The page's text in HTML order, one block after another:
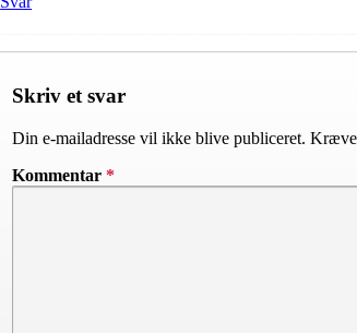
Skriv et svar
Din e-mailadresse vil ikke blive publiceret.
Kommentar *